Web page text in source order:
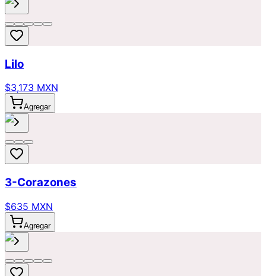
Lilo
$3,173 MXN
Agregar
3-Corazones
$635 MXN
Agregar